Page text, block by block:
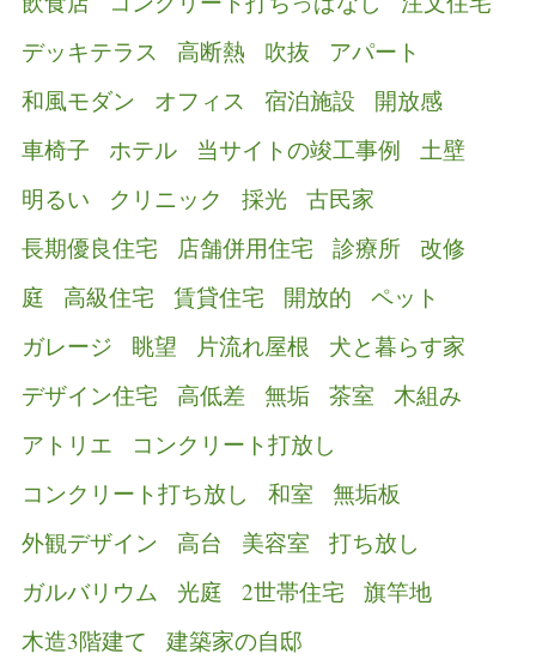
デッキテラス
高断熱 吹抜
アパート
和風モダン
オフィス 宿泊施設
開放感
車椅子
ホテル 当サイトの竣工事例
土壁
明るい
クリニック 採光
古民家
長期優良住宅
店舗併用住宅 診療所
改修
庭
高級住宅 賃貸住宅 開放的
ペット
ガレージ
眺望 片流れ屋根
犬と暮らす家
デザイン住宅
高低差 無垢 茶室
木組み
アトリエ
コンクリート打放し
コンクリート打ち放し
和室
無垢板
外観デザイン
高台 美容室
打ち放し
ガルバリウム
光庭 2世帯住宅
旗竿地
木造3階建て
建築家の自邸